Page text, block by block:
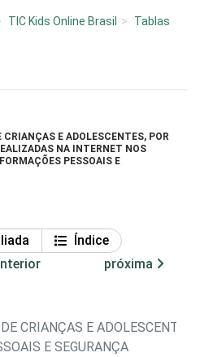
TIC Kids Online Brasil Tablas
CRIANÇAS E ADOLESCENTES, POR
NA INTERNET NOS
PESSOAIS E
Índice
próxima
CRIANÇAS E ADOLESCENTES,
E SEGURANÇA